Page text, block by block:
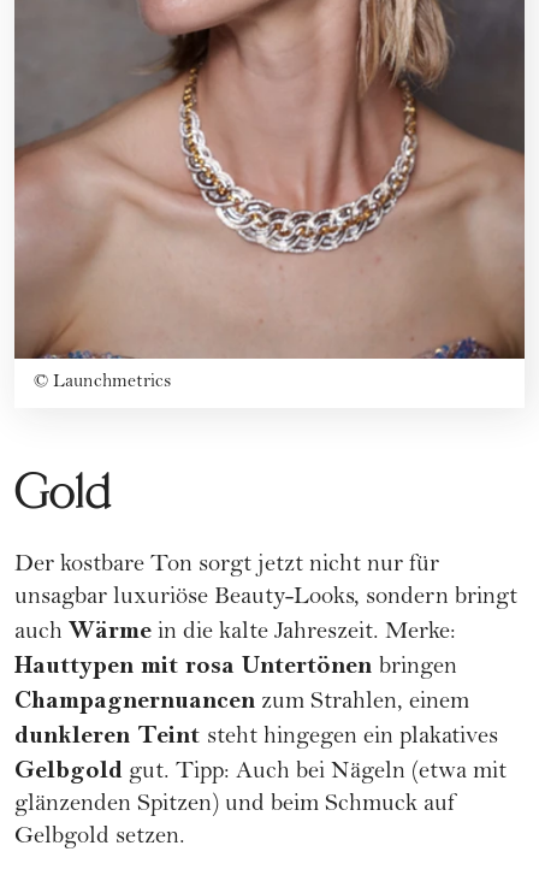
© Launchmetrics
Gold
Der kostbare Ton sorgt jetzt nicht nur für
unsagbar luxuriöse Beauty-Looks, sondern bringt
auch Wärme in die kalte Jahreszeit. Merke:
Hauttypen mit rosa Untertönen bringen
Champagnernuancen zum Strahlen, einem
dunkleren Teint steht hingegen ein plakatives
Gelbgold gut. Tipp: Auch bei Nägeln (etwa mit
glänzenden Spitzen) und beim Schmuck auf
Gelbgold setzen.